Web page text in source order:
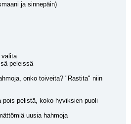
ja sinnepäin)
valita
peleissä
onko toiveita? "Rastita" niin
pois pelistä, koko hyviksien puoli
uusia hahmoja